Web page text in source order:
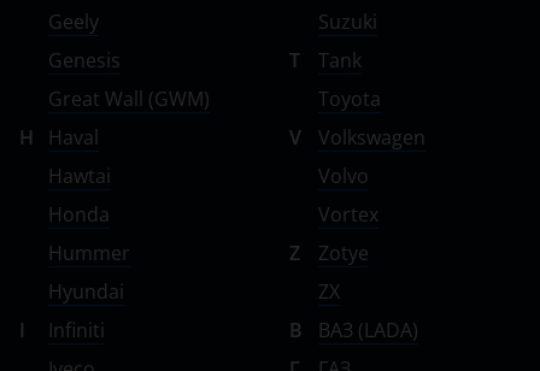
Geely
Genesis
Great Wall (GWM)
H
Haval
Hawtai
Honda
Hummer
Hyundai
I
Infiniti
Suzuki
T
Tank
Toyota
V
Volkswagen
Volvo
Vortex
Z
Zotye
ZX
В
ВАЗ (LADA)